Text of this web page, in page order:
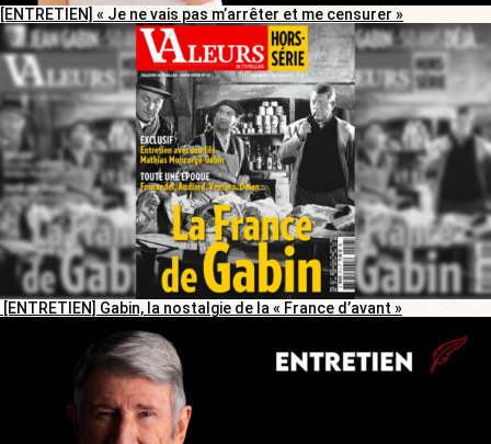
[ENTRETIEN] « Je ne vais pas m’arrêter et me censurer »
[ENTRETIEN] Gabin, la nostalgie de la « France d’avant »